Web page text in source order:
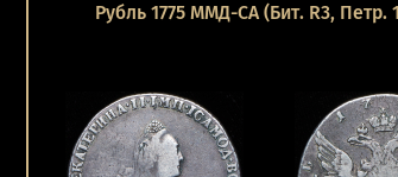
Рубль 1775 ММД-СА (Бит. R3, Петр.